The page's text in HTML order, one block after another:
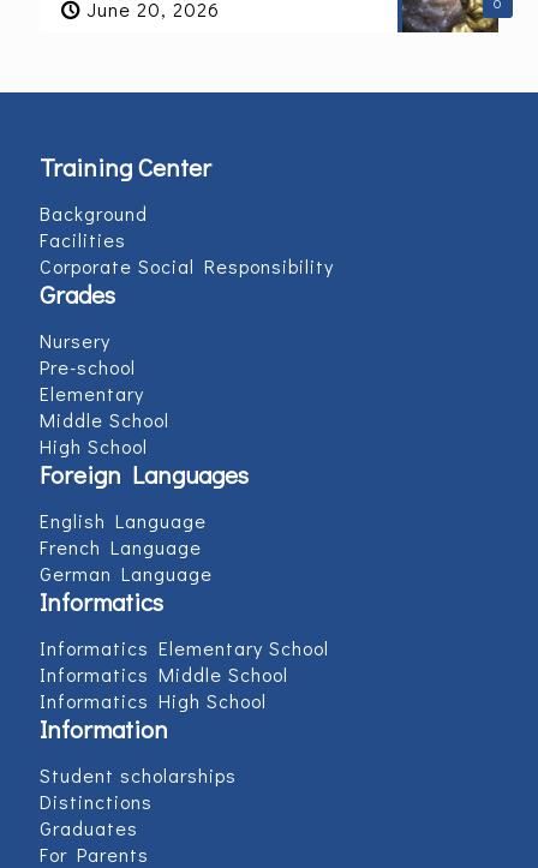
June 20, 2026
Training Center
Background
Facilities
Corporate Social Responsibility
Grades
Nursery
Pre-school
Elementary
Middle School
High School
Foreign Languages
English Language
French Language
German Language
Informatics
Informatics Elementary School
Informatics Middle School
Informatics High School
Information
Student scholarships
Distinctions
Graduates
For Parents